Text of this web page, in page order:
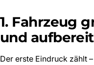
1. Fahrzeug
und
Der erste Eindruck zählt